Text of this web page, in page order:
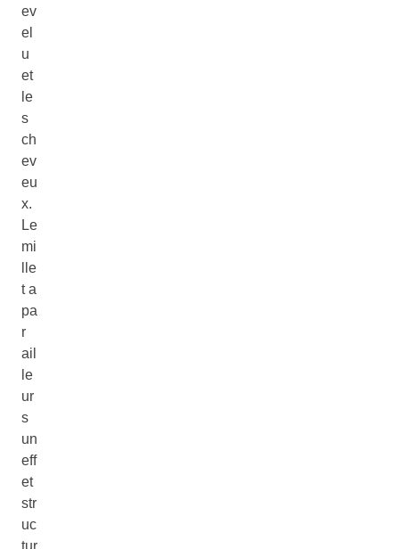
ev
el
u
et
le
s
ch
ev
eu
x.
Le
mi
lle
t a
pa
r
ail
le
ur
s
un
eff
et
str
uc
tur